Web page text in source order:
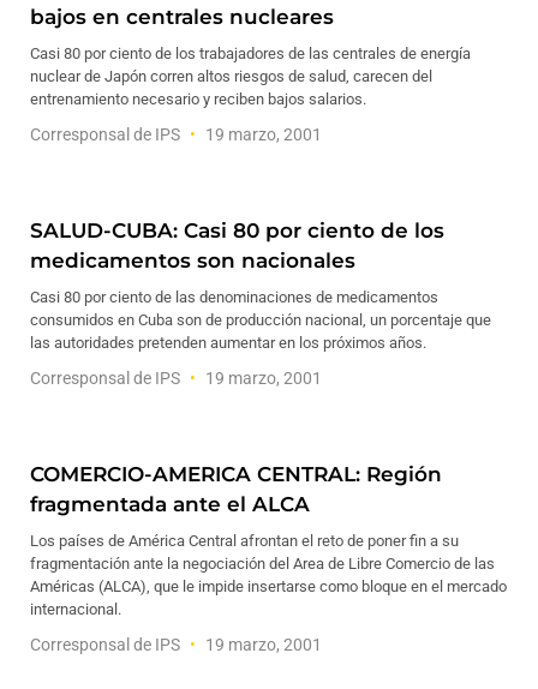
bajos en centrales nucleares
Casi 80 por ciento de los trabajadores de las centrales de energía
nuclear de Japón corren altos riesgos de salud, carecen del
entrenamiento necesario y reciben bajos salarios.
Corresponsal de IPS 19 marzo, 2001
SALUD-CUBA: Casi 80 por ciento de los
medicamentos son nacionales
Casi 80 por ciento de las denominaciones de medicamentos
consumidos en Cuba son de producción nacional, un porcentaje que
las autoridades pretenden aumentar en los próximos años.
Corresponsal de IPS 19 marzo, 2001
COMERCIO-AMERICA CENTRAL: Región
fragmentada ante el ALCA
Los países de América Central afrontan el reto de poner fin a su
fragmentación ante la negociación del Area de Libre Comercio de las
Américas (ALCA), que le impide insertarse como bloque en el mercado
internacional.
Corresponsal de IPS 19 marzo, 2001